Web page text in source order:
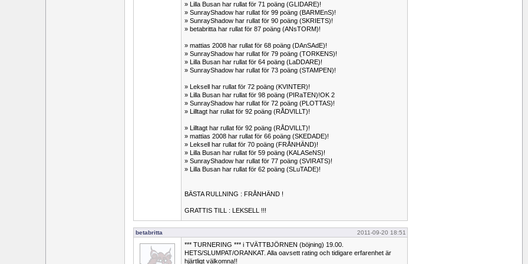
» Lilla Busan har rullat för 71 poäng (GLIDARE)!
» SunrayShadow har rullat för 99 poäng (BARMEnS)!
» SunrayShadow har rullat för 90 poäng (SKRIETS)!
» betabritta har rullat för 87 poäng (ANsTORM)!
» mattias 2008 har rullat för 68 poäng (DAnSAdE)!
» SunrayShadow har rullat för 79 poäng (TORKENS)!
» Lilla Busan har rullat för 64 poäng (LaDDARE)!
» SunrayShadow har rullat för 73 poäng (STAMPEN)!
» Leksell har rullat för 72 poäng (KVINTER)!
» Lilla Busan har rullat för 98 poäng (PIRaTEN)!OK 2
» SunrayShadow har rullat för 72 poäng (PLOTTAS)!
» Lilltagt har rullat för 92 poäng (RÅDVILLT)!
» Lilltagt har rullat för 92 poäng (RÅDVILLT)!
» mattias 2008 har rullat för 66 poäng (SKEDADE)!
» Leksell har rullat för 70 poäng (FRÅNHÄND)!
» Lilla Busan har rullat för 59 poäng (KALASeNS)!
» SunrayShadow har rullat för 77 poäng (SVIRATS)!
» Lilla Busan har rullat för 62 poäng (SLuTADE)!
BÄSTA RULLNING : FRÅNHÄND !
GRATTIS TILL : LEKSELL !!!
betabritta 2011-09-20 18:51
*** TURNERING *** i TVÄTTBJÖRNEN (böjning) 19.00.
HETS/SLUMPAT/ORANKAT. Alla oavsett rating och tidigare erfarenhet är
hjärtligt välkomna!!